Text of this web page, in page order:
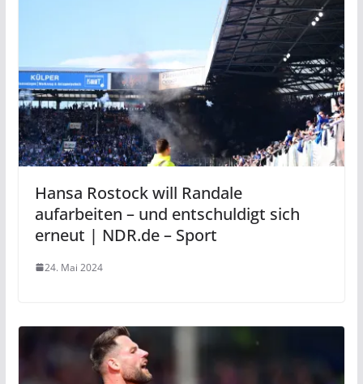
Hansa Rostock will Randale
aufarbeiten – und entschuldigt sich
erneut | NDR.de – Sport
24. Mai 2024